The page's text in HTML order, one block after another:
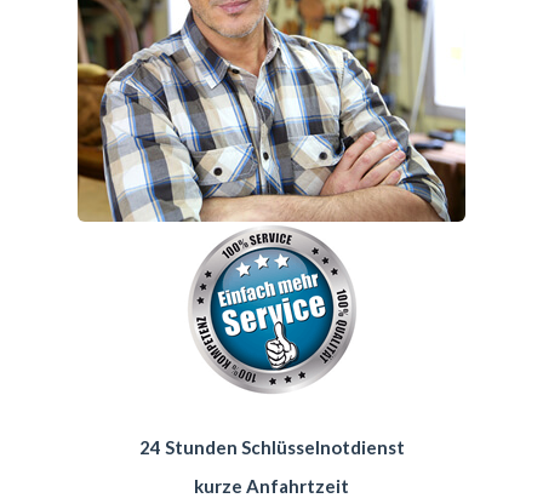
24 Stunden Schlüsselnotdienst
kurze Anfahrtzeit